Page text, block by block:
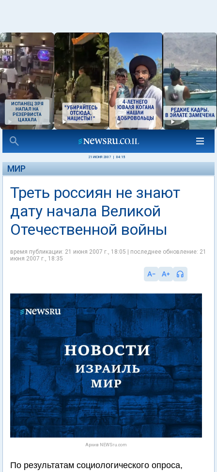
ИСПАНЕЦ ЗРЯ
НАПАЛ НА
РЕЗЕРВИСТА
ЦАХАЛА
21 ИЮНЯ 2007 04:15
МИР
Треть россиян не знают
дату начала Великой
Отечественной войны
время публикации: 21 июня 2007 г., 18:05 | последнее обновление: 21
июня 2007 г., 18:35
Архив NEWSru.com
По результатам социологического опроса,